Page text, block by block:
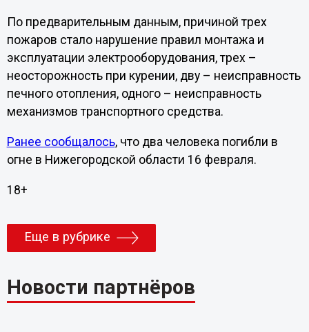
По предварительным данным, причиной трех
пожаров стало нарушение правил монтажа и
эксплуатации электрооборудования, трех –
неосторожность при курении, дву – неисправность
печного отопления, одного – неисправность
механизмов транспортного средства.
Ранее сообщалось, что два человека погибли в
огне в Нижегородской области 16 февраля.
18+
Еще в рубрике
Новости партнёров